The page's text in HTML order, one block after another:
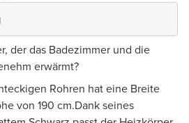
der das Badezimmer und die
erwärmt?
Rohren hat eine Breite
von 190 cm.Dank seines